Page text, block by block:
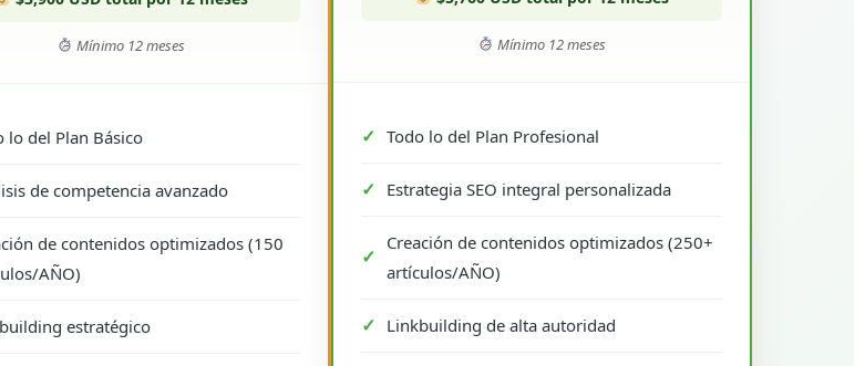
Mínimo 12 meses
lo del Plan Básico
de competencia avanzado
de contenidos optimizados (150
AÑO)
estratégico
Mínimo 12 meses
Todo lo del Plan Profesional
Estrategia SEO integral personalizada
Creación de contenidos optimizados (250+
artículos/AÑO)
Linkbuilding de alta autoridad